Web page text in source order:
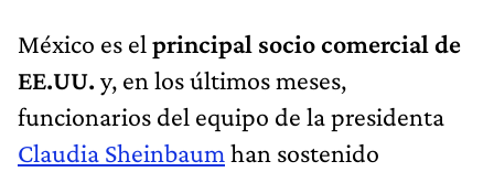
México es el principal socio comercial de
EE.UU. y, en los últimos meses,
funcionarios del equipo de la presidenta
Claudia Sheinbaum han sostenido